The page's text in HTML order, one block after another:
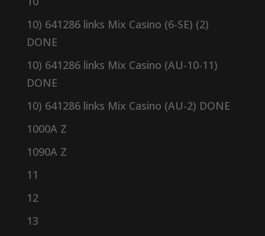
10) 641286 links Mix Casino (6-SE) (2)
DONE
10) 641286 links Mix Casino (AU-10-11)
DONE
10) 641286 links Mix Casino (AU-2) DONE
1000A Z
1090A Z
11
12
13